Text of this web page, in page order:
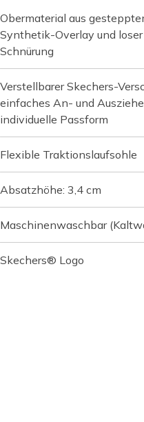
Obermaterial aus
Synthetik-Overlay und
Schnürung
Verstellbarer Skechers-
einfaches An- und
individuelle Passform
Flexible Traktionslaufsohle
Absatzhöhe: 3,4 cm
Maschinenwaschbar
Skechers® Logo